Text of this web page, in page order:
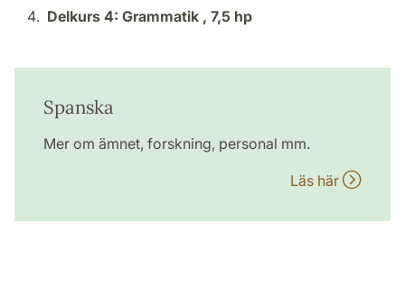
Delkurs 4: Grammatik , 7,5 hp
Spanska
Mer om ämnet, forskning, personal mm.
Läs här